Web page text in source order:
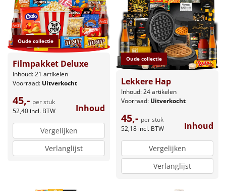
Oude collectie
Filmpakket Deluxe
Inhoud: 21 artikelen
Voorraad: Uitverkocht
45,- per stuk
52,40 incl. BTW Inhoud
Vergelijken
Verlanglijst
Oude collectie
Lekkere Hap
Inhoud: 24 artikelen
Voorraad: Uitverkocht
45,- per stuk
52,18 incl. BTW Inhoud
Vergelijken
Verlanglijst